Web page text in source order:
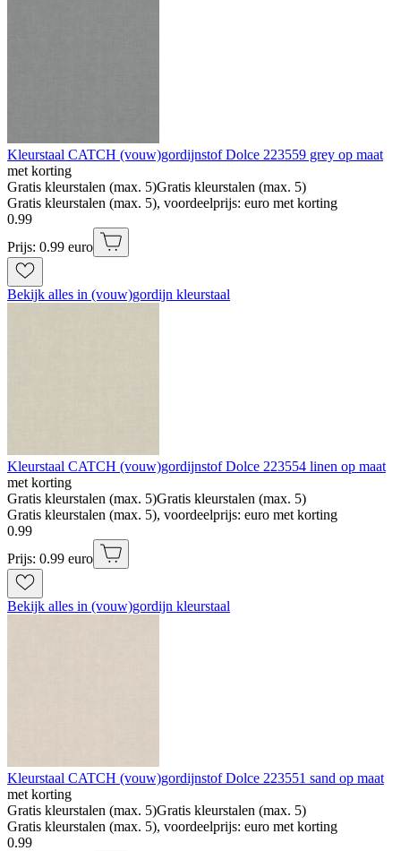
Kleurstaal CATCH (vouw)gordijnstof Dolce 223559 grey op maat
met korting
Gratis kleurstalen (max. 5)Gratis kleurstalen (max. 5)
Gratis kleurstalen (max. 5), voordeelprijs: euro met korting
0.99
Prijs: 0.99 euro
Bekijk alles in (vouw)gordijn kleurstaal
Kleurstaal CATCH (vouw)gordijnstof Dolce 223554 linen op maat
met korting
Gratis kleurstalen (max. 5)Gratis kleurstalen (max. 5)
Gratis kleurstalen (max. 5), voordeelprijs: euro met korting
0.99
Prijs: 0.99 euro
Bekijk alles in (vouw)gordijn kleurstaal
Kleurstaal CATCH (vouw)gordijnstof Dolce 223551 sand op maat
met korting
Gratis kleurstalen (max. 5)Gratis kleurstalen (max. 5)
Gratis kleurstalen (max. 5), voordeelprijs: euro met korting
0.99